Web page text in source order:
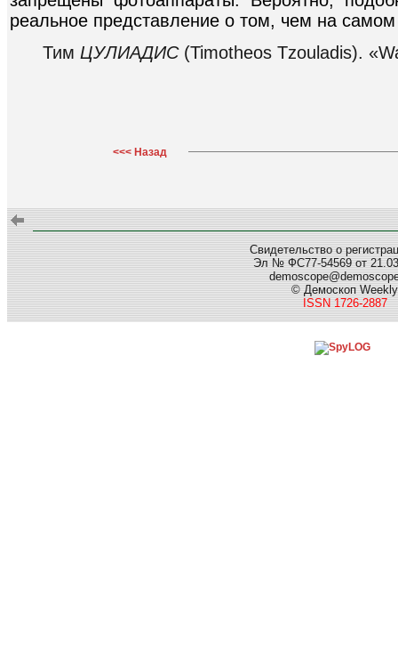
реальное представление о том, чем на
Тим ЦУЛИАДИС(Timotheos Tzouladis).
<<< Назад
Свидетельство о
Эл № ФС77-54569 от
© Демоскоп Weekly
ISSN 1726-2887